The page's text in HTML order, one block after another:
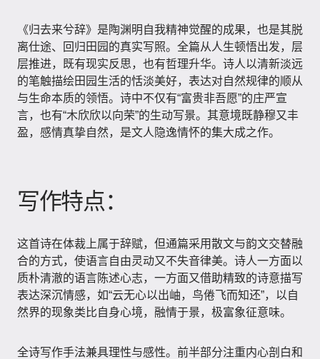
《归去来兮辞》是陶渊明自我精神觉醒的成果，也是其脱
离仕途、回归田园的真实写照。全篇从人生顿悟出发，层
层推进，既有现实反思，也有哲理升华。诗人以清新淡远
的笔触描绘田园生活的恬淡美好，表达对自然规律的顺从
与生命本质的领悟。诗中不仅有“富贵非吾愿”的庄严宣
言，也有“木欣欣以向荣”的生动写景。其意境既静穆又丰
盈，感情真挚自然，是文人隐逸情怀的集大成之作。
写作特点：
这首诗在体裁上属于辞赋，但通篇采用散文与韵文交替融
合的方式，使语言自由灵动又不失音律美。诗人一方面以
质朴清澈的语言陈述心志，一方面又借助精致的诗意描写
表达深沉情感，如“云无心以出岫，鸟倦飞而知还”，以自
然界的现象类比自身心境，融情于景，极富象征意味。
全诗写作手法兼具理性与感性。前半部分注重内心剖白和